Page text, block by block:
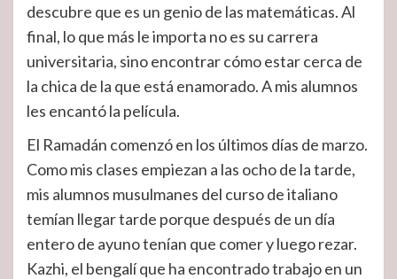
descubre que es un genio de las matemáticas. Al
final, lo que más le importa no es su carrera
universitaria, sino encontrar cómo estar cerca de
la chica de la que está enamorado. A mis alumnos
les encantó la película.
El Ramadán comenzó en los últimos días de marzo.
Como mis clases empiezan a las ocho de la tarde,
mis alumnos musulmanes del curso de italiano
temían llegar tarde porque después de un día
entero de ayuno tenían que comer y luego rezar.
Kazhi, el bengalí que ha encontrado trabajo en un